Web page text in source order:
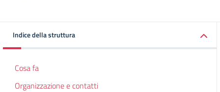
Indice della struttura
Cosa fa
Organizzazione e contatti